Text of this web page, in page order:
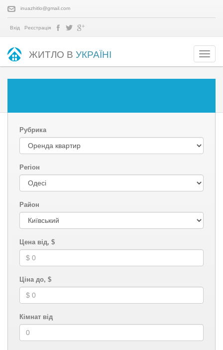
inuazhitlo@gmail.com
Вхід Реєстрація
ЖИТЛО В УКРАЇНІ
Рубрика
Регіон
Район
Цена від, $
Ціна до, $
Кімнат від